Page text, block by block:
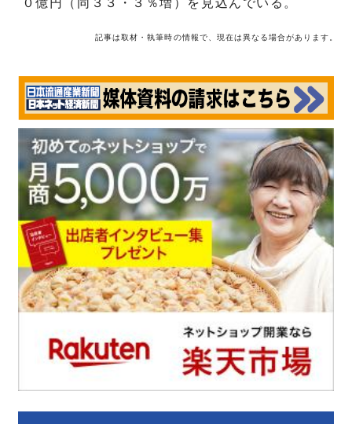
記事は取材・執筆時の情報で、現在は異なる場合があります。